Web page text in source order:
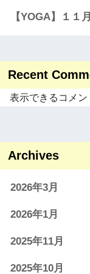
【YOGA】１１
Recent
表示できるコメン
Archives
2026年3月
2026年1月
2025年11月
2025年10月